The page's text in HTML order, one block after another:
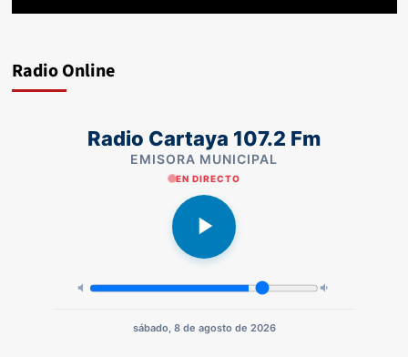
Radio Online
Radio Cartaya 107.2 Fm
EMISORA MUNICIPAL
EN DIRECTO
sábado, 8 de agosto de 2026